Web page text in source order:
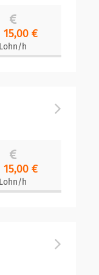
15,00 €
Lohn/h
15,00 €
Lohn/h